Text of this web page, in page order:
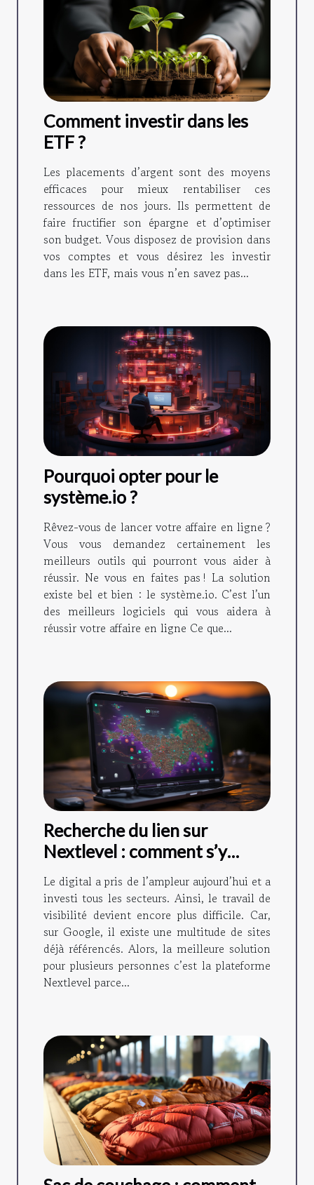
Comment investir dans les
ETF ?
Les placements d’argent sont des moyens
efficaces pour mieux rentabiliser ces
ressources de nos jours. Ils permettent de
faire fructifier son épargne et d’optimiser
son budget. Vous disposez de provision dans
vos comptes et vous désirez les investir
dans les ETF, mais vous n’en savez pas...
Pourquoi opter pour le
système.io ?
Rêvez-vous de lancer votre affaire en ligne ?
Vous vous demandez certainement les
meilleurs outils qui pourront vous aider à
réussir. Ne vous en faites pas ! La solution
existe bel et bien : le système.io. C’est l’un
des meilleurs logiciels qui vous aidera à
réussir votre affaire en ligne Ce que...
Recherche du lien sur
Nextlevel : comment s’y
prendre ?
Le digital a pris de l’ampleur aujourd’hui et a
investi tous les secteurs. Ainsi, le travail de
visibilité devient encore plus difficile. Car,
sur Google, il existe une multitude de sites
déjà référencés. Alors, la meilleure solution
pour plusieurs personnes c’est la plateforme
Nextlevel parce...